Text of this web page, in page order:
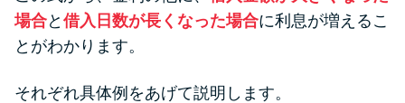
場合と 借入日数が長くなった場合に利息が増えるこ
とがわかります。
それぞれ具体例をあげて説明します。